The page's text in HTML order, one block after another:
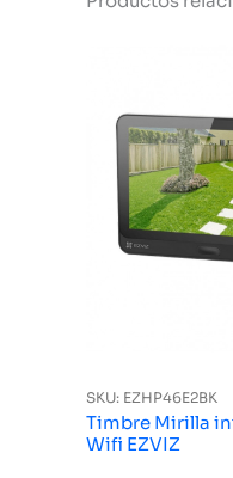
SKU: EZHP46E2BK
Timbre Mirilla
Wifi EZVIZ